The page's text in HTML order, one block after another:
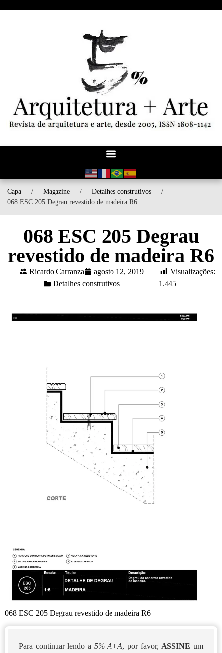
Capa / Magazine / Detalhes construtivos
/
068 ESC 205 Degrau revestido de madeira R6
068 ESC 205 Degrau
revestido de madeira R6
Ricardo Carranza
agosto 12, 2019
Detalhes construtivos
Visualizações:
1.445
068 ESC 205 Degrau revestido de madeira R6
Para continuar lendo a 5% A+A, por favor, ASSINE um